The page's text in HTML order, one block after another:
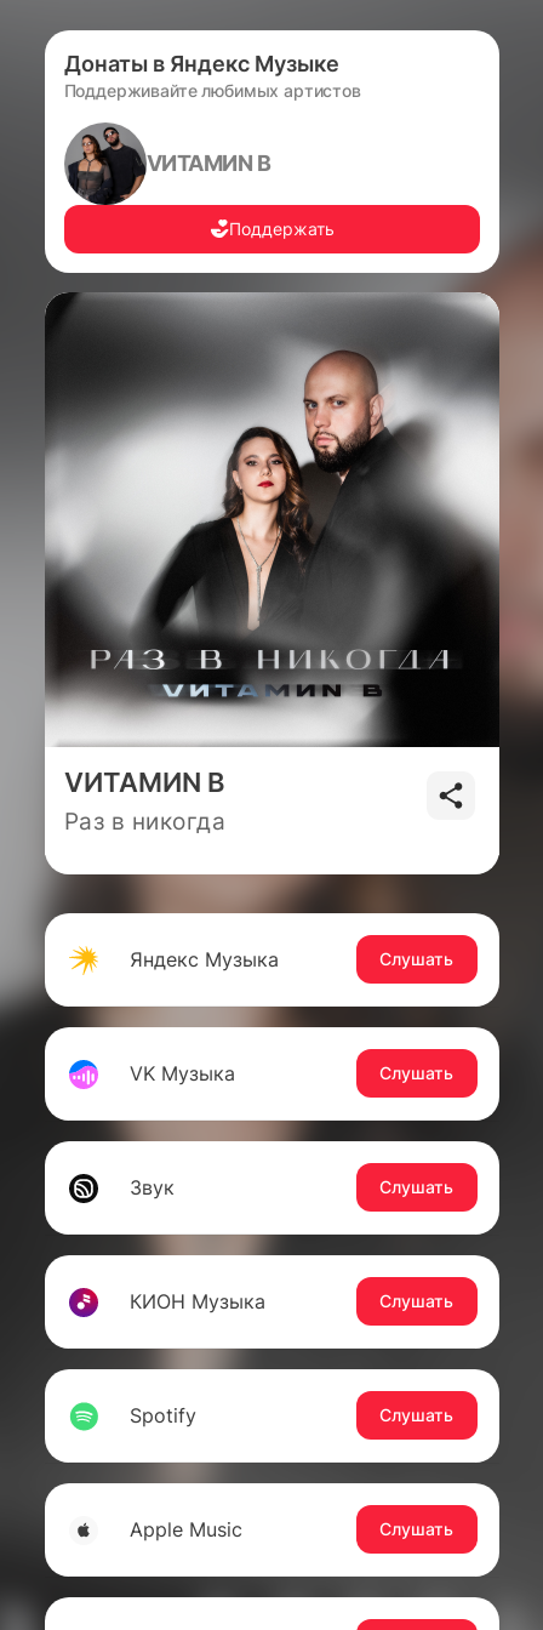
Донаты в Яндекс Музыке
Поддерживайте любимых артистов
VИТАМИN B
Поддержать
VИТАМИN B
Раз в никогда
Яндекс Музыка Слушать
VK Музыка Слушать
Звук Слушать
КИОН Музыка Слушать
Spotify Слушать
Apple Music Слушать